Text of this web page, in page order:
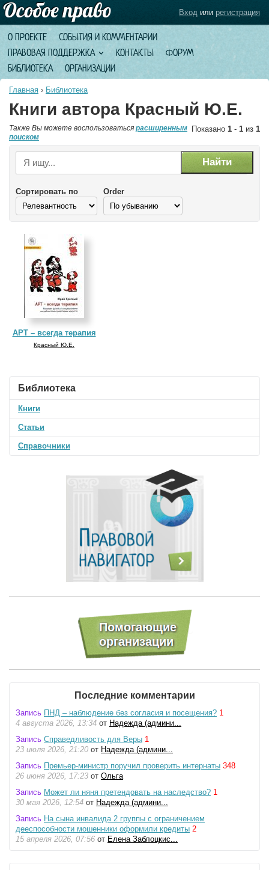
О ПРОЕКТЕ
СОБЫТИЯ И КОММЕНТАРИИ
ПРАВОВАЯ ПОДДЕРЖКА
КОНТАКТЫ
ФОРУМ
БИБЛИОТЕКА
ОРГАНИЗАЦИИ
Вход или регистрация
Главная › Библиотека
Книги автора Красный Ю.Е.
Показано 1 - 1 из 1
Также Вы можете воспользоваться расширенным
поиском
Сортировать по Order
АРТ – всегда терапия
Красный Ю.Е.
Библиотека
Книги
Статьи
Справочники
Последние комментарии
Запись ПНД – наблюдение без согласия и посещения? 1
4 августа 2026, 13:34 от Надежда (админи...
Запись Справедливость для Веры 1
23 июля 2026, 21:20 от Надежда (админи...
Запись Премьер-министр поручил проверить интернаты 348
26 июня 2026, 17:23 от Ольга
Запись Может ли няня претендовать на наследство? 1
30 мая 2026, 12:54 от Надежда (админи...
Запись На сына инвалида 2 группы с ограничением
дееспособности мошенники оформили кредиты 2
15 апреля 2026, 07:56 от Елена Заблоцкис...